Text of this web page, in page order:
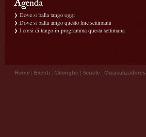
Dove si balla tango oggi
Dove si balla tango questo fine settimana
I corsi di tango in programma questa settimana
Home | Eventi | Milonghe | Scuole | Musicalizadores